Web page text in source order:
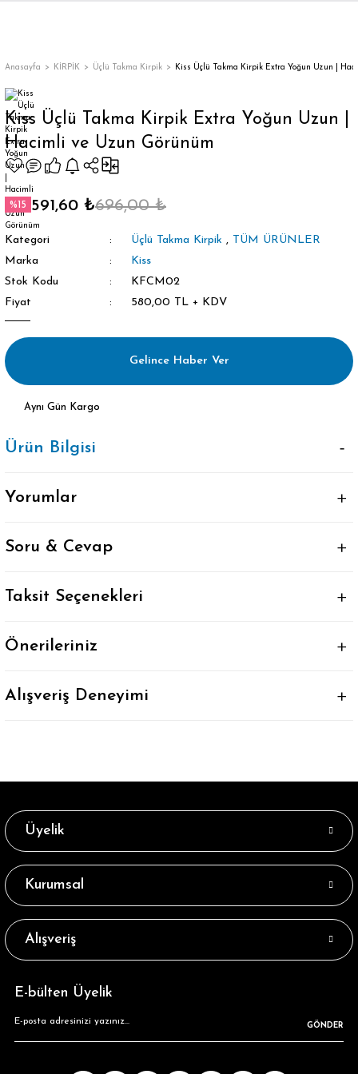
Diş Macunu
Bitkisel Diş Macunu
Bakım Seti
Takma Tırnak
Tırnak
Bütün Takma Kirpik
Takma Kirpik Yapıştırıcısı
Bütün Takma Kirpik Yapıştırıcısı
Anasayfa KİRPİK Üçlü Takma Kirpik Kiss Üçlü Takma Kirpik Extra Yoğun Uzun |
Kiss Üçlü Takma Kirpik Extra Yoğun Uzun |
Hacimli ve Uzun Görünüm
%15 591,60 ₺696,00 ₺
Kategori Üçlü Takma Kirpik , TÜM ÜRÜNLER
Marka
Kiss
Stok Kodu
KFCM02
Fiyat
580,00 TL + KDV
Gelince Haber Ver
Aynı Gün Kargo
Ürün Bilgisi
Yorumlar
Soru & Cevap
Taksit Seçenekleri
Önerileriniz
Alışveriş Deneyimi
Üyelik
Kurumsal
Alışveriş
E-bülten Üyelik
GÖNDER